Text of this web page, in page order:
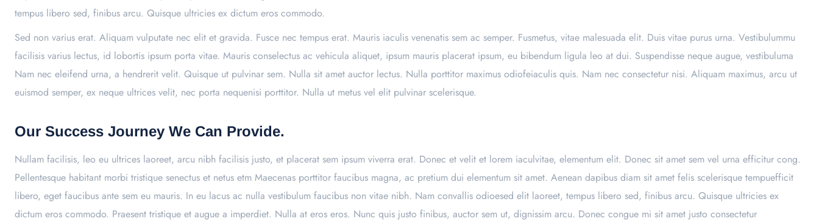
tempus libero sed, finibus arcu. Quisque ultricies ex dictum eros commodo.
Sed non varius erat. Aliquam vulputate nec elit et gravida. Fusce nec tempus erat. Mauris iaculis venenatis sem ac semper. Fusmetus, vitae malesuada elit. Duis vitae purus urna. Vestibulummu
facilisis varius lectus, id lobortis ipsum porta vitae. Mauris conselectus ac vehicula aliquet, ipsum mauris placerat ipsum, eu bibendum ligula leo at dui. Suspendisse neque augue, vestibuluma
Nam nec eleifend urna, a hendrerit velit. Quisque ut pulvinar sem. Nulla sit amet auctor lectus. Nulla porttitor maximus odiofeiaculis quis. Nam nec consectetur nisi. Aliquam maximus, arcu ut
euismod semper, ex neque ultrices velit, nec porta nequenisi porttitor. Nulla ut metus vel elit pulvinar scelerisque.
Our Success Journey We Can Provide.
Nullam facilisis, leo eu ultrices laoreet, arcu nibh facilisis justo, et placerat sem ipsum viverra erat. Donec et velit et lorem iaculvitae, elementum elit. Donec sit amet sem vel urna efficitur cong.
Pellentesque habitant morbi tristique senectus et netus etm Maecenas porttitor faucibus magna, ac pretium dui elementum sit amet. Aenean dapibus diam sit amet felis scelerisque tempuefficit
libero, eget faucibus ante sem eu mauris. In eu lacus ac nulla vestibulum faucibus non vitae nibh. Nam convallis odioesed elit laoreet, tempus libero sed, finibus arcu. Quisque ultricies ex
dictum eros commodo. Praesent tristique et augue a imperdiet. Nulla at eros eros. Nunc quis justo finibus, auctor sem ut, dignissim arcu. Donec congue mi sit amet justo consectetur